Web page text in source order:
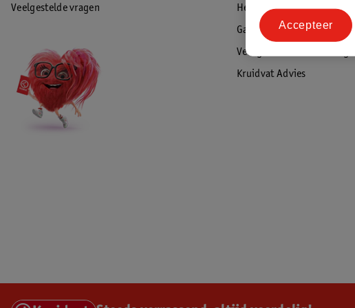
Veelgestelde vragen
Herroepen & retourneren
Garantie
Veiligheidswaarschuwingen
Kruidvat Advies
Accepteer